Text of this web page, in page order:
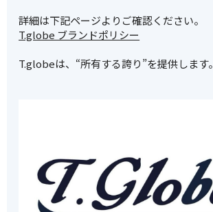
詳細は下記ページよりご確認ください。
T.globe ブランドポリシー
T.globeは、“所有する誇り”を提供します。